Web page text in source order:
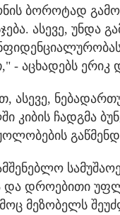
ბოროტად
ასევე, უნდა
- აცხადებს ერიკ
ასევე,
კიბის ჩადგმა
და დროებითი
მეზობელს